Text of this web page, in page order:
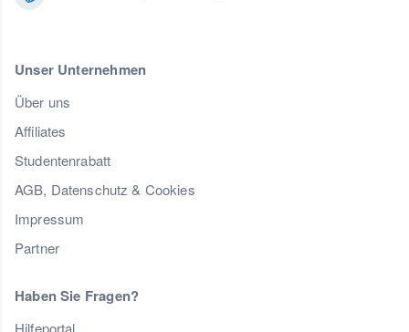
Unser Unternehmen
Über uns
Affiliates
Studentenrabatt
AGB, Datenschutz & Cookies
Impressum
Partner
Haben Sie Fragen?
Hilfeportal